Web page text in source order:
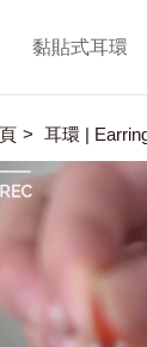
黏貼式耳環
耳環 |